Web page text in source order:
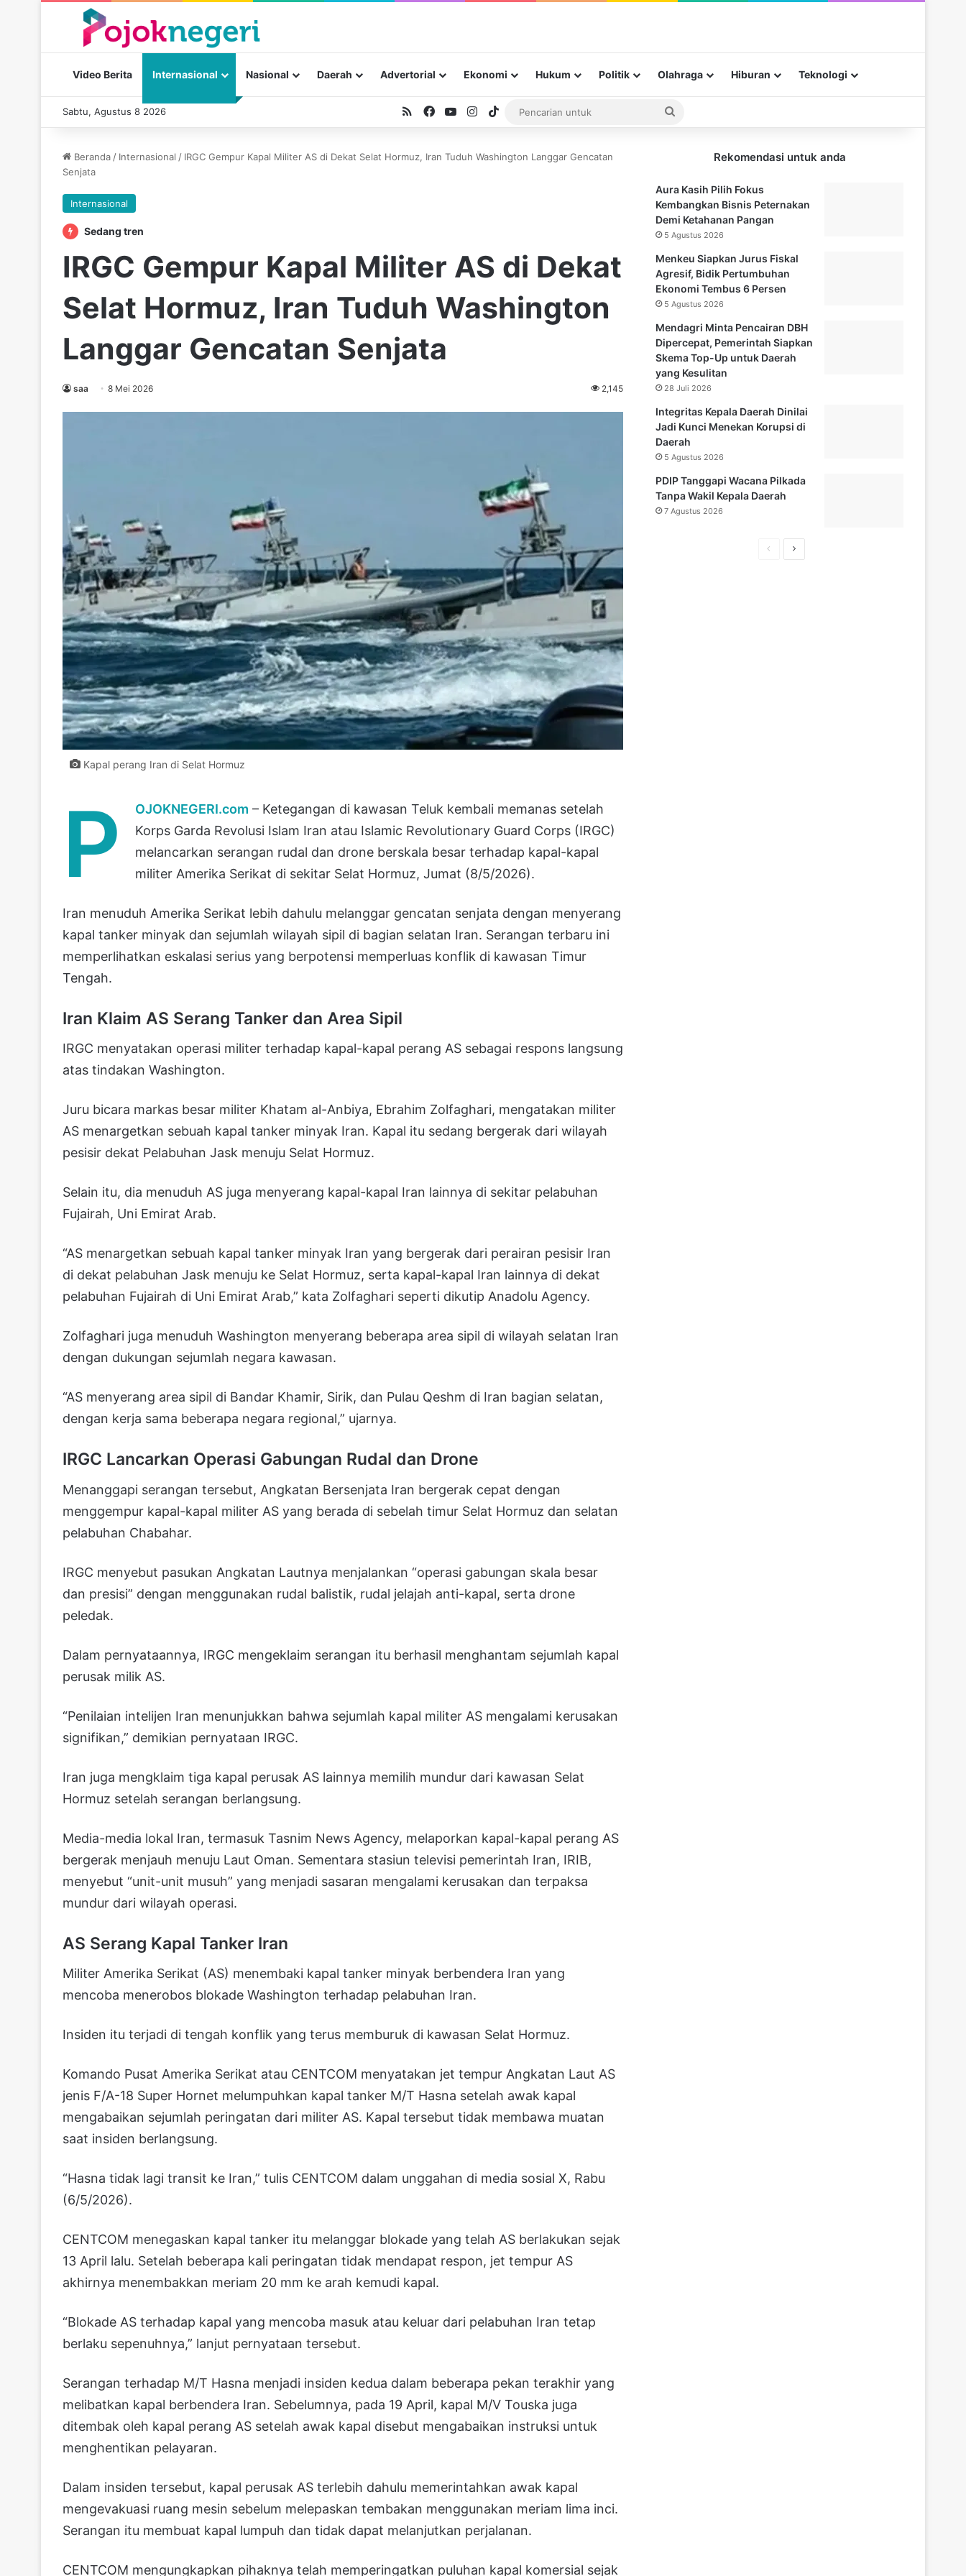
Video Berita Internasional Nasional Daerah Advertorial Ekonomi Hukum Politik Olahraga Hiburan Teknologi
Sabtu, Agustus 8 2026 RSSFacebook
YouTubeInstagram
TikTok
Pencarian
Beranda / Internasional / IRGC Gempur Kapal Militer AS di Dekat Selat Hormuz, Iran Tuduh Washington Langgar Gencatan
Senjata
Internasional
Sedang tren
IRGC Gempur Kapal Militer AS di Dekat
Selat Hormuz, Iran Tuduh Washington
Langgar Gencatan Senjata
saa 8 Mei 2026 2,145
Kapal perang Iran di Selat Hormuz
P OJOKNEGERI.com – Ketegangan di kawasan Teluk kembali memanas setelah
Korps Garda Revolusi Islam Iran atau Islamic Revolutionary Guard Corps (IRGC)
melancarkan serangan rudal dan drone berskala besar terhadap kapal-kapal
militer Amerika Serikat di sekitar Selat Hormuz, Jumat (8/5/2026).
Iran menuduh Amerika Serikat lebih dahulu melanggar gencatan senjata dengan menyerang
kapal tanker minyak dan sejumlah wilayah sipil di bagian selatan Iran. Serangan terbaru ini
memperlihatkan eskalasi serius yang berpotensi memperluas konflik di kawasan Timur
Tengah.
Iran Klaim AS Serang Tanker dan Area Sipil
IRGC menyatakan operasi militer terhadap kapal-kapal perang AS sebagai respons langsung
atas tindakan Washington.
Juru bicara markas besar militer Khatam al-Anbiya, Ebrahim Zolfaghari, mengatakan militer
AS menargetkan sebuah kapal tanker minyak Iran. Kapal itu sedang bergerak dari wilayah
pesisir dekat Pelabuhan Jask menuju Selat Hormuz.
Selain itu, dia menuduh AS juga menyerang kapal-kapal Iran lainnya di sekitar pelabuhan
Fujairah, Uni Emirat Arab.
“AS menargetkan sebuah kapal tanker minyak Iran yang bergerak dari perairan pesisir Iran
di dekat pelabuhan Jask menuju ke Selat Hormuz, serta kapal-kapal Iran lainnya di dekat
pelabuhan Fujairah di Uni Emirat Arab,” kata Zolfaghari seperti dikutip Anadolu Agency.
Zolfaghari juga menuduh Washington menyerang beberapa area sipil di wilayah selatan Iran
dengan dukungan sejumlah negara kawasan.
“AS menyerang area sipil di Bandar Khamir, Sirik, dan Pulau Qeshm di Iran bagian selatan,
dengan kerja sama beberapa negara regional,” ujarnya.
IRGC Lancarkan Operasi Gabungan Rudal dan Drone
Menanggapi serangan tersebut, Angkatan Bersenjata Iran bergerak cepat dengan
menggempur kapal-kapal militer AS yang berada di sebelah timur Selat Hormuz dan selatan
pelabuhan Chabahar.
IRGC menyebut pasukan Angkatan Lautnya menjalankan “operasi gabungan skala besar
dan presisi” dengan menggunakan rudal balistik, rudal jelajah anti-kapal, serta drone
peledak.
Dalam pernyataannya, IRGC mengeklaim serangan itu berhasil menghantam sejumlah kapal
perusak milik AS.
“Penilaian intelijen Iran menunjukkan bahwa sejumlah kapal militer AS mengalami kerusakan
signifikan,” demikian pernyataan IRGC.
Iran juga mengklaim tiga kapal perusak AS lainnya memilih mundur dari kawasan Selat
Hormuz setelah serangan berlangsung.
Media-media lokal Iran, termasuk Tasnim News Agency, melaporkan kapal-kapal perang AS
bergerak menjauh menuju Laut Oman. Sementara stasiun televisi pemerintah Iran, IRIB,
menyebut “unit-unit musuh” yang menjadi sasaran mengalami kerusakan dan terpaksa
mundur dari wilayah operasi.
AS Serang Kapal Tanker Iran
Militer Amerika Serikat (AS) menembaki kapal tanker minyak berbendera Iran yang
mencoba menerobos blokade Washington terhadap pelabuhan Iran.
Insiden itu terjadi di tengah konflik yang terus memburuk di kawasan Selat Hormuz.
Komando Pusat Amerika Serikat atau CENTCOM menyatakan jet tempur Angkatan Laut AS
jenis F/A-18 Super Hornet melumpuhkan kapal tanker M/T Hasna setelah awak kapal
mengabaikan sejumlah peringatan dari militer AS. Kapal tersebut tidak membawa muatan
saat insiden berlangsung.
“Hasna tidak lagi transit ke Iran,” tulis CENTCOM dalam unggahan di media sosial X, Rabu
(6/5/2026).
CENTCOM menegaskan kapal tanker itu melanggar blokade yang telah AS berlakukan sejak
13 April lalu. Setelah beberapa kali peringatan tidak mendapat respon, jet tempur AS
akhirnya menembakkan meriam 20 mm ke arah kemudi kapal.
“Blokade AS terhadap kapal yang mencoba masuk atau keluar dari pelabuhan Iran tetap
berlaku sepenuhnya,” lanjut pernyataan tersebut.
Serangan terhadap M/T Hasna menjadi insiden kedua dalam beberapa pekan terakhir yang
melibatkan kapal berbendera Iran. Sebelumnya, pada 19 April, kapal M/V Touska juga
ditembak oleh kapal perang AS setelah awak kapal disebut mengabaikan instruksi untuk
menghentikan pelayaran.
Dalam insiden tersebut, kapal perusak AS terlebih dahulu memerintahkan awak kapal
mengevakuasi ruang mesin sebelum melepaskan tembakan menggunakan meriam lima inci.
Serangan itu membuat kapal lumpuh dan tidak dapat melanjutkan perjalanan.
CENTCOM mengungkapkan pihaknya telah memperingatkan puluhan kapal komersial sejak
Rekomendasi untuk anda
Aura Kasih Pilih Fokus
Kembangkan Bisnis Peternakan
Demi Ketahanan Pangan
5 Agustus 2026
Menkeu Siapkan Jurus Fiskal
Agresif, Bidik Pertumbuhan
Ekonomi Tembus 6 Persen
5 Agustus 2026
Mendagri Minta Pencairan DBH
Dipercepat, Pemerintah Siapkan
Skema Top-Up untuk Daerah
yang Kesulitan
28 Juli 2026
Integritas Kepala Daerah Dinilai
Jadi Kunci Menekan Korupsi di
Daerah
5 Agustus 2026
PDIP Tanggapi Wacana Pilkada
Tanpa Wakil Kepala Daerah
7 Agustus 2026
HalamanHalaman